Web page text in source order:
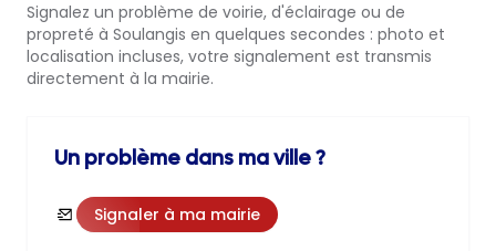
Signalez un problème de voirie, d'éclairage ou de
propreté à Soulangis en quelques secondes : photo et
localisation incluses, votre signalement est transmis
directement à la mairie.
Un problème dans ma ville ?
Signaler à ma mairie